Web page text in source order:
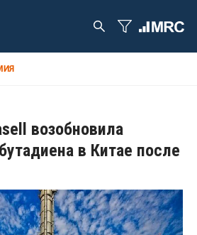
возобновила
в Китае после